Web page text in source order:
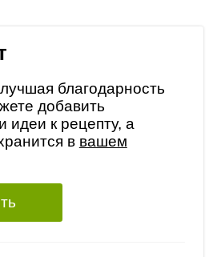
благодарность
добавить
идеи к рецепту, а
в вашем